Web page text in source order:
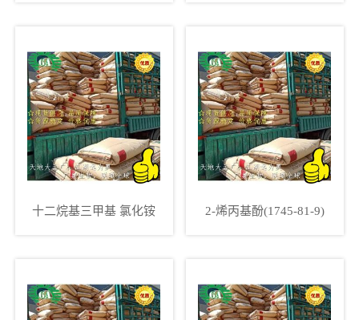
十二烷基三甲基 氯化铵
2-烯丙基酚(1745-81-9)